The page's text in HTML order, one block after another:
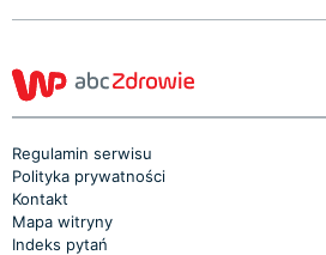
Regulamin serwisu
Polityka prywatności
Kontakt
Mapa witryny
Indeks pytań